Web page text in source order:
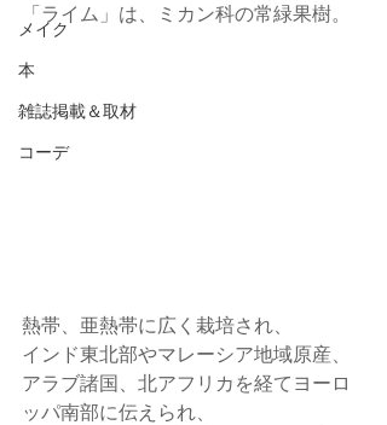
メイク
本
雑誌掲載＆取材
コーデ
「ライム」は、ミカン科の常緑果樹。
熱帯、亜熱帯に広く栽培され、
インド東北部やマレーシア地域原産、
アラブ諸国、北アフリカを経てヨーロ
ッパ南部に伝えられ、